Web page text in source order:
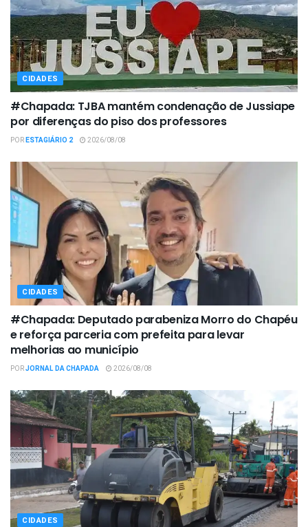
CIDADES
#Chapada: TJBA mantém condenação de Jussiape
por diferenças do piso dos professores
PORESTAGIÁRIO 2 2026/08/08
CIDADES
#Chapada: Deputado parabeniza Morro do Chapéu
e reforça parceria com prefeita para levar
melhorias ao município
PORJORNAL DA CHAPADA 2026/08/08
CIDADES